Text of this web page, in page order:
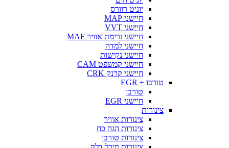
יוניט רוורס
חיישני MAP
חיישני VVT
חיישני זרימת אוויר MAF
חיישני למדה
חיישני נקישות
חיישני קמשפט CAM
חיישני קרנק CRK
טורבו + EGR
טורבו
חיישני EGR
צינורות
צינורות אוויר
צינורות הגה כח
צינורות טורבו